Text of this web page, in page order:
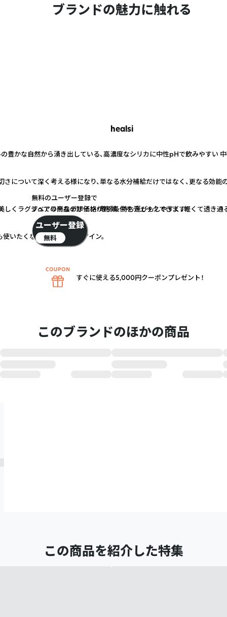
ブランドの魅力に触れる
healsi
豊かな自然から湧き出している、高濃度なシリカに中性pHで飲みやすい
さについて深く考える様になり、単なる水分補給だけではなく、更なる効能
しくラグジュアリーなデザインが特徴。 持ち運びもしやすく、軽くて透き通
いたくなる洗練されたデザイン。
このブランドのほかの商品
この商品を紹介した特集
無料のユーザー登録で
すべての商品の卸価格・取引条件をチェックできます！
ユーザー登録
無料
すぐに使える5,000円クーポンプレゼント！